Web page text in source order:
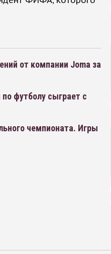
от компании Joma за
футболу сыграет с
чемпионата. Игры